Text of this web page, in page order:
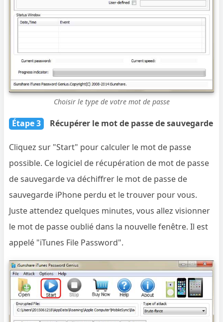
Choisir le type de votre mot de passe
Étape 3 Récupérer le mot de passe de sauvegarde
Cliquez sur "Start" pour calculer le mot de passe
possible. Ce logiciel de récupération de mot de passe
de sauvegarde va déchiffrer le mot de passe de
sauvegarde iPhone perdu et le trouver pour vous.
Juste attendez quelques minutes, vous allez visionner
le mot de passe oublié dans la nouvelle fenêtre. Il est
appelé "iTunes File Password".